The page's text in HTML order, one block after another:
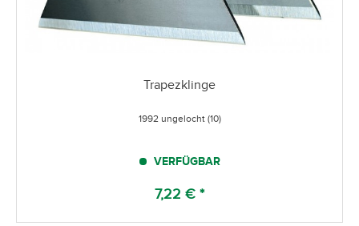
Trapezklinge
1992 ungelocht (10)
VERFÜGBAR
7,22 € *